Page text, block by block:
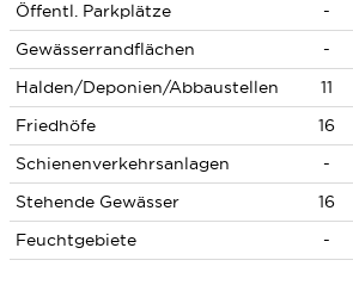
Öffentl. Parkplätze
-
Gewässerrandflächen
-
Halden/Deponien/Abbaustellen
11
Friedhöfe
16
Schienenverkehrsanlagen
-
Stehende Gewässer
16
Feuchtgebiete
-